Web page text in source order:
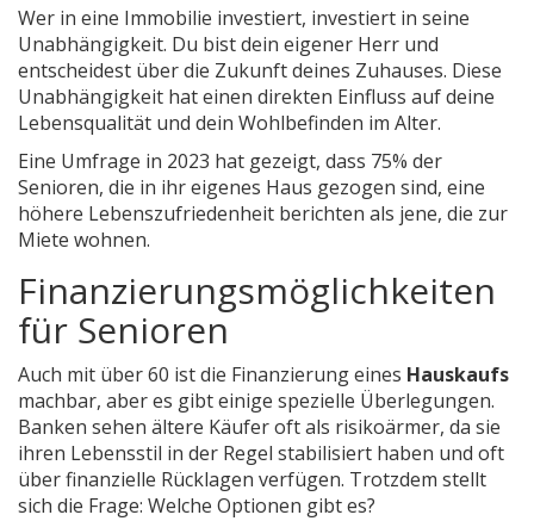
Wer in eine Immobilie investiert, investiert in seine
Unabhängigkeit. Du bist dein eigener Herr und
entscheidest über die Zukunft deines Zuhauses. Diese
Unabhängigkeit hat einen direkten Einfluss auf deine
Lebensqualität und dein Wohlbefinden im Alter.
Eine Umfrage in 2023 hat gezeigt, dass 75% der
Senioren, die in ihr eigenes Haus gezogen sind, eine
höhere Lebenszufriedenheit berichten als jene, die zur
Miete wohnen.
Finanzierungsmöglichkeiten
für Senioren
Auch mit über 60 ist die Finanzierung eines Hauskaufs
machbar, aber es gibt einige spezielle Überlegungen.
Banken sehen ältere Käufer oft als risikoärmer, da sie
ihren Lebensstil in der Regel stabilisiert haben und oft
über finanzielle Rücklagen verfügen. Trotzdem stellt
sich die Frage: Welche Optionen gibt es?